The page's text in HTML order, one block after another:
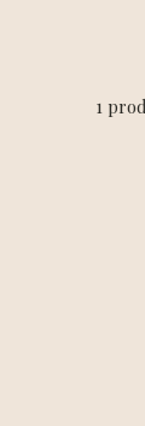
1